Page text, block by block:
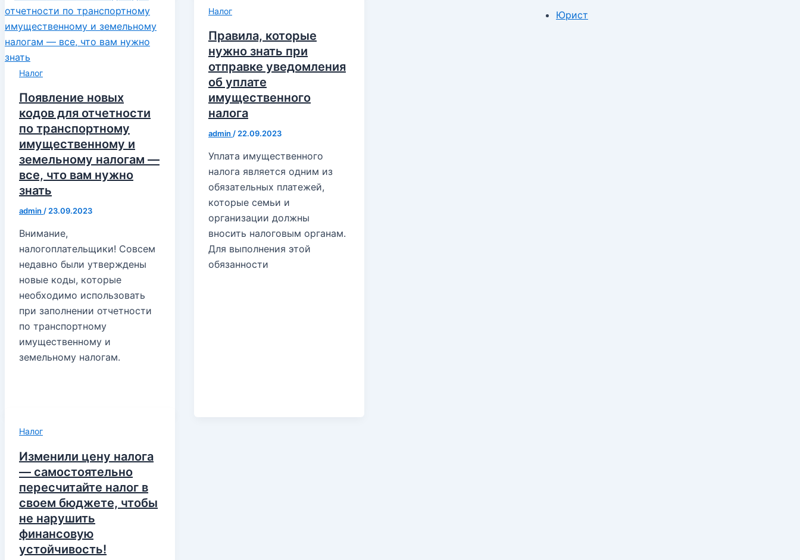
Налог
Появление новых
кодов для отчетности
по транспортному
имущественному и
земельному налогам —
все, что вам нужно
знать
admin /23.09.2023
Внимание,
налогоплательщики! Совсем
недавно были утверждены
новые коды, которые
необходимо использовать
при заполнении отчетности
по транспортному
имущественному и
земельному налогам.
Налог
Правила, которые
нужно знать при
отправке уведомления
об уплате
имущественного
налога
admin /22.09.2023
Уплата имущественного
налога является одним из
обязательных платежей,
которые семьи и
организации должны
вносить налоговым органам.
Для выполнения этой
обязанности
Налог
Изменили цену налога
— самостоятельно
пересчитайте налог в
своем бюджете, чтобы
не нарушить
финансовую
устойчивость!
Юрист